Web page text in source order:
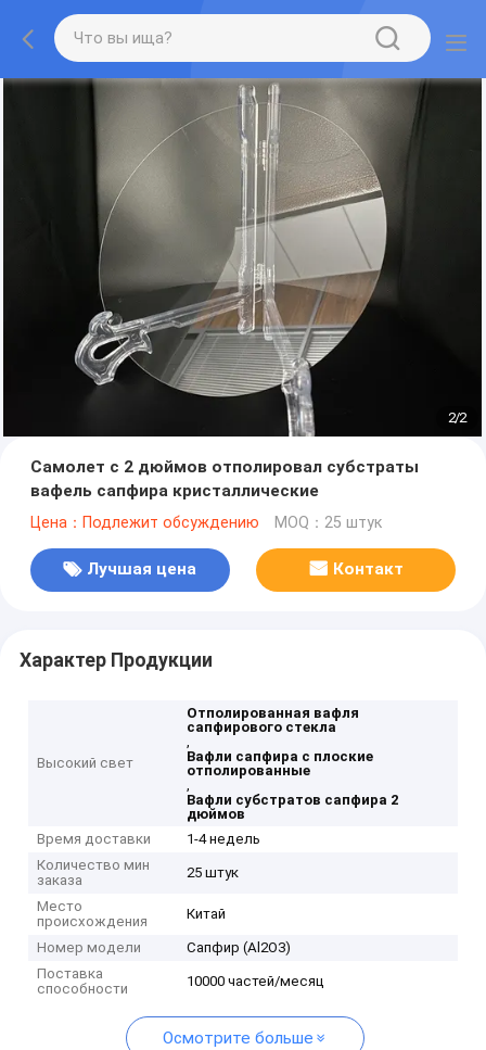
2/2
Самолет c 2 дюймов отполировал субстраты
вафель сапфира кристаллические
Цена：Подлежит обсуждению MOQ：25 штук
Лучшая цена Контакт
Характер Продукции
Высокий свет
Отполированная вафля
сапфирового стекла
,
Вафли сапфира c плоские
отполированные
,
Вафли субстратов сапфира 2
дюймов
Время доставки
1-4 недель
Количество мин
заказа
25 штук
Место
происхождения
Китай
Номер модели
Сапфир (Al2O3)
Поставка
способности
10000 частей/месяц
Осмотрите больше